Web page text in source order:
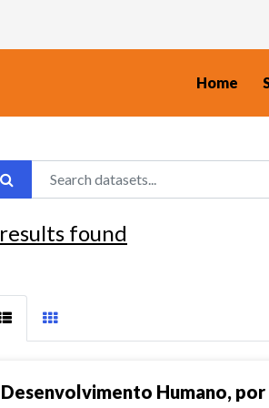
Home
results found
Desenvolvimento Humano,